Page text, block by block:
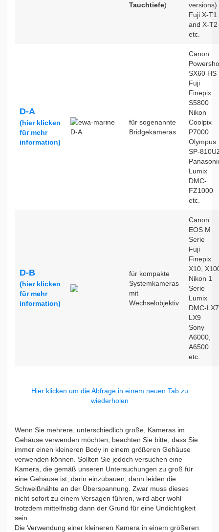
Tauchtiefe)
versions)
Fuji X-T1
and X-T2
etc.
D-A
(hier klicken
für mehr
information)
für sogenannte
Bridgekameras
Canon
SX60 HS
Fuji
Finepix
S5800
Nikon
Coolpix
P7000
Olympus
SP-
Lumix
DMC-
FZ1000
etc.
D-B
(hier klicken
für mehr
information)
für kompakte
Systemkameras
mit
Wechselobjektiv
Canon
EOS M
Serie
Fuji
Finepix
X10,
Nikon 1
Serie
Lumix
DMC-
LX9
Sony
A6000,
A6500
etc.
Hier klicken um die Abfrage in einem neuen Tab zu
wiederholen
Wenn Sie mehrere, unterschiedlich große, Kameras im
Gehäuse verwenden möchten, beachten Sie bitte, dass Sie
immer einen kleineren Body in einem größeren Gehäuse
verwenden können. Sollten Sie jedoch versuchen eine
Kamera, die gemäß unseren Untersuchungen zu groß für
eine Gehäuse ist, darin einzubauen, dann leiden die
Schweißnähte an der Überspannung. Zwar muss dieses
nicht sofort zu einem Versagen führen, wird aber wohl
trotzdem mittelfristig dann der Grund für eine Undichtigkeit
sein.
Die Verwendung einer kleineren Kamera in einem größeren